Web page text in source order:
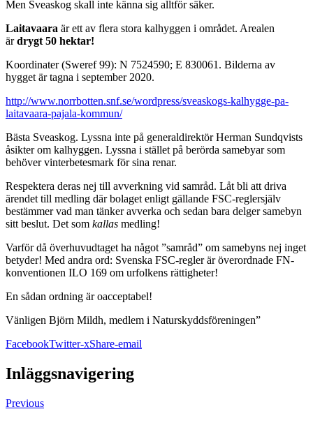
Men Sveaskog skall inte känna sig alltför säker.
Laitavaara är ett av flera stora kalhyggen i området. Arealen
ärdrygt 50 hektar!
Koordinater (Sweref 99): N 7524590; E 830061. Bilderna av
hygget är tagna i september 2020.
http://www.norrbotten.snf.se/wordpress/sveaskogs-kalhygge-pa-
laitavaara-pajala-kommun/
Bästa Sveaskog. Lyssna inte på generaldirektör Herman Sundqvists
åsikter om kalhyggen. Lyssna i stället på berörda samebyar som
behöver vinterbetesmark för sina renar.
Respektera deras nej till avverkning vid samråd. Låt bli att driva
ärendet till medling där bolaget enligt gällande FSC-reglersjälv
bestämmer vad man tänker avverka och sedan bara delger samebyn
sitt beslut. Det som kallas medling!
Varför då överhuvudtaget ha något ”samråd” om samebyns nej inget
betyder! Med andra ord: Svenska FSC-regler är överordnade FN-
konventionen ILO 169 om urfolkens rättigheter!
En sådan ordning är oacceptabel!
Vänligen Björn Mildh, medlem i Naturskyddsföreningen”
FacebookTwitter-xShare-email
Inläggsnavigering
Previous